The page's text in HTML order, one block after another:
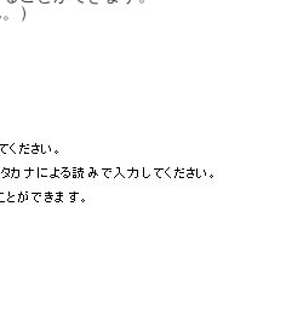
）